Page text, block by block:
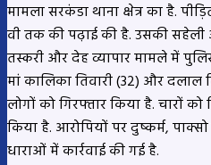
मामला सरकंडा थाना क्षेत्र का है.
वी तक की पढ़ाई की है. उसकी
तस्करी और देह व्यापार मामले में
मां कालिका तिवारी (32) और दलाल
लोगों को गिरफ्तार किया है. चारों
किया है. आरोपियों पर दुष्कर्म,
धाराओं में कार्रवाई की गई है.